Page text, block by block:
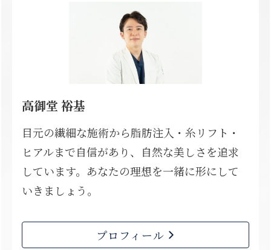
高御堂 裕基
目元の繊細な施術から脂肪注入・糸リフト・
ヒアルまで自信があり、自然な美しさを追求
しています。あなたの理想を一緒に形にして
いきましょう。
プロフィール